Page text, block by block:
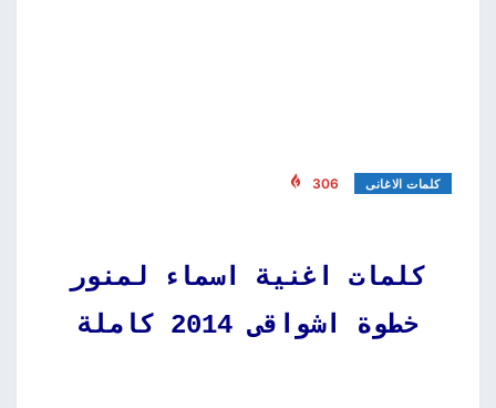
كلمات الاغانى 306
كلمات اغنية اسماء لمنور
خطوة اشواقى 2014 كاملة